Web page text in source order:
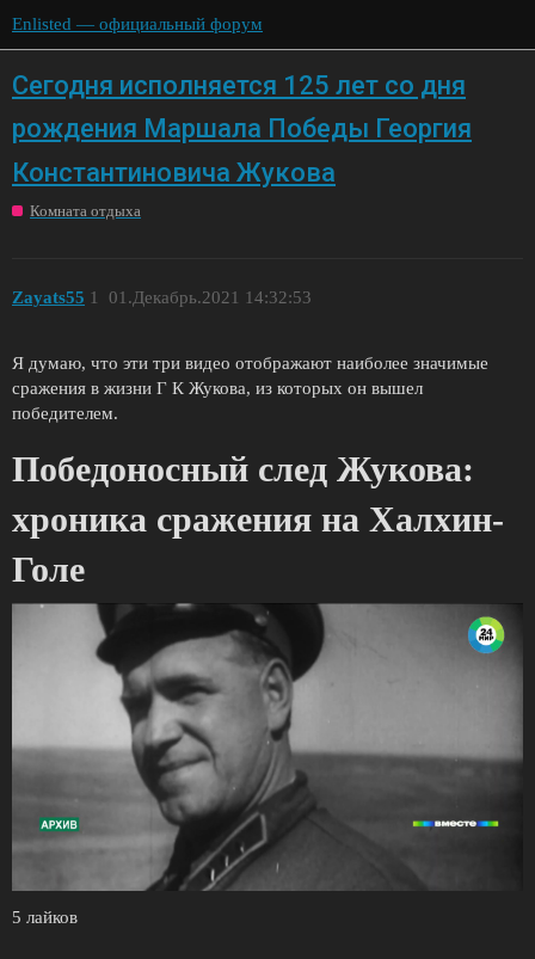
Enlisted — официальный форум
Сегодня исполняется 125 лет со дня
рождения Маршала Победы Георгия
Константиновича Жукова
Комната отдыха
Zayats55 01.Декабрь.2021 14:32:53
1
Я думаю, что эти три видео отображают наиболее значимые
сражения в жизни Г К Жукова, из которых он вышел
победителем.
Победоносный след Жукова:
хроника сражения на Халхин-
Голе
5 лайков